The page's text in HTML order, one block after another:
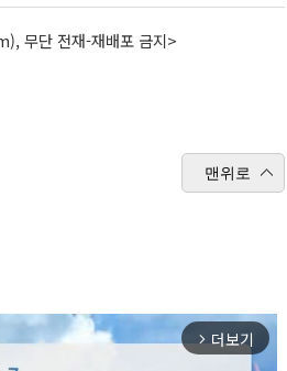
무단 전재-재배포 금지>
맨위로
arrow_forward_ios 더보기